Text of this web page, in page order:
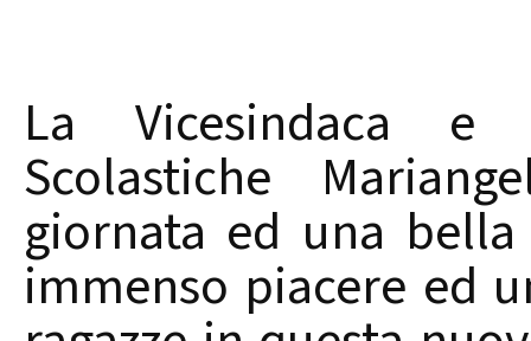
La Vicesindaca e
Scolastiche
giornata ed una
immenso piacere ed